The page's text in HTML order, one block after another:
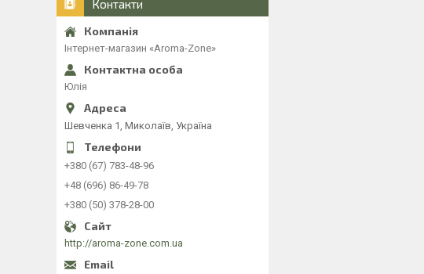
Контакти
Інтернет-магазин «Aroma-Zone»
Юлія
Шевченка 1, Миколаїв, Україна
+380 (67) 783-48-96
+48 (696) 86-49-78
+380 (50) 378-28-00
http://aroma-zone.com.ua